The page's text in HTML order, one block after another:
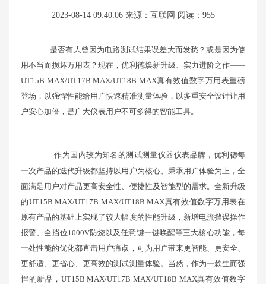
2023-08-14 09:40:06 来源：互联网 阅读：955
是否有人曾因为电路测试结果误差大而发愁？或是因为使
用不当而损坏万用表？现在，优利德焕新升级、实力进阶之作——
UT15B MAX/UT17B MAX/UT18B MAX真有效值数字万用表重磅
登场，以强悍性能给用户快速精准测量体验，以多重安全设计让用
户安心加倍，是广大仪表用户不可多得的智能工具。
作为国内较为知名的测试测量仪器仪表品牌，优利德每
一次产品的迭代升级都坚持以用户为核心、秉承用户体验为上，全
面满足用户对产品更高安全性、便捷性及智能型的需求。全新升级
的UT15B MAX/UT17B MAX/UT18B MAX真有效值数字万用表在
原有产品的基础上实现了较大幅度的性能升级，新增电流挡误操作
报警、全挡位1000V防烧以及任意键一键唤醒等三大核心功能，每
一处性能的优化都直击用户痛点，可为用户带来更智能、更安全、
更舒适、更省心、更高效的测试测量体验。当然，作为一款生而强
悍的新品，UT15B MAX/UT17B MAX/UT18B MAX真有效值数字